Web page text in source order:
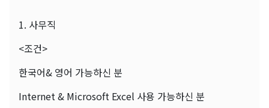
1. 사무직
<조건>
한국어& 영어 가능하신 분
Internet & Microsoft Excel 사용 가능하신 분